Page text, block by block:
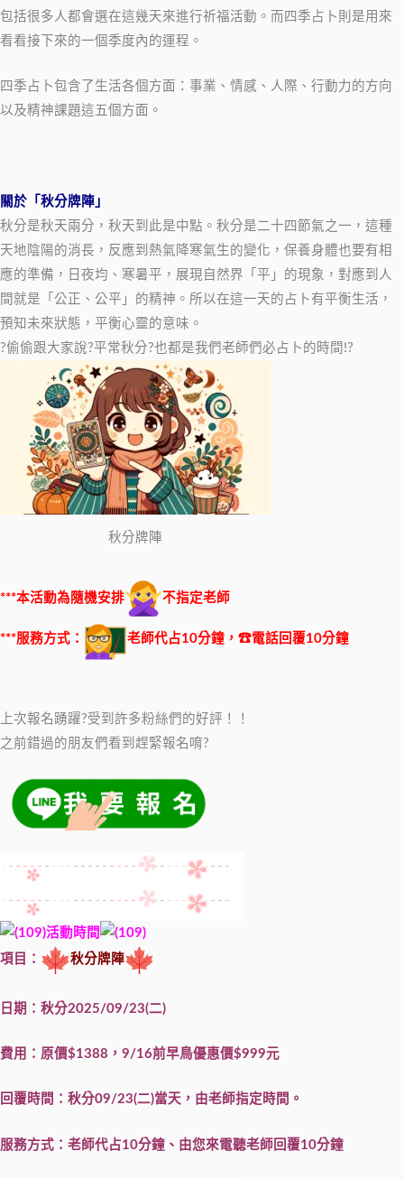
包括很多人都會選在這幾天來進行祈福活動。而四季占卜則是用來
看看接下來的一個季度內的運程。
四季占卜包含了生活各個方面：事業、情感、人際、行動力的方向
以及精神課題這五個方面。
關於「秋分牌陣」
秋分是秋天兩分，秋天到此是中點。秋分是二十四節氣之一，這種
天地陰陽的消長，反應到熱氣降寒氣生的變化，保養身體也要有相
應的準備，日夜均、寒暑平，展現自然界「平」的現象，對應到人
間就是「公正、公平」的精神。所以在這一天的占卜有平衡生活，
預知未來狀態，平衡心靈的意味。
?偷偷跟大家說?平常秋分?也都是我們老師們必占卜的時間!?
秋分牌陣
***本活動為隨機安排 不指定老師
***服務方式： 老師代占10分鐘，☎電話回覆10分鐘
上次報名踴躍?受到許多粉絲們的好評！！
之前錯過的朋友們看到趕緊報名唷?
活動時間
項目：
秋分牌陣
日期：秋分2025/09/23(二)
費用：原價$1388，9/16前早鳥優惠價$999元
回覆時間：秋分09/23(二)當天，由老師指定時間。
服務方式：老師代占10分鐘、由您來電聽老師回覆10分鐘